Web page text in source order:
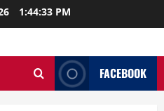
1:44:35 PM
FACEBOOK